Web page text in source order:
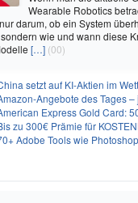
Wearable Robotics
darum, ob ein System
wie und wann diese
[…] (00)
setzt auf KI-Aktien im Wettlauf gegen die USA um
Angebote des Tages – jeden
Express Gold Card: 50.000 Punkte
zu 300€ Prämie für KOSTENLOSES Girokonto bei der
Adobe Tools wie Photoshop und